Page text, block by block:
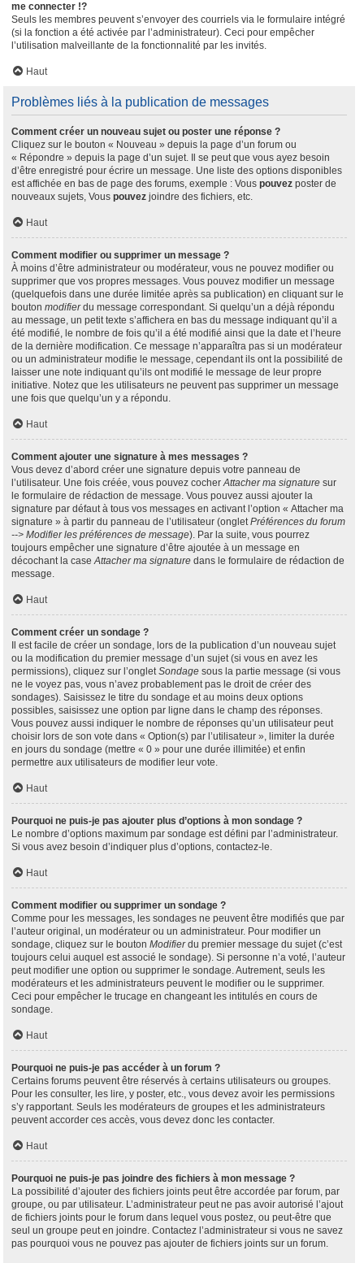
me connecter !?
Seuls les membres peuvent s’envoyer des courriels via le formulaire intégré
(si la fonction a été activée par l’administrateur). Ceci pour empêcher
l’utilisation malveillante de la fonctionnalité par les invités.
Haut
Problèmes liés à la publication de messages
Comment créer un nouveau sujet ou poster une réponse ?
Cliquez sur le bouton « Nouveau » depuis la page d’un forum ou
« Répondre » depuis la page d’un sujet. Il se peut que vous ayez besoin
d’être enregistré pour écrire un message. Une liste des options disponibles
est affichée en bas de page des forums, exemple : Vous pouvez poster de
nouveaux sujets, Vous pouvez joindre des fichiers, etc.
Haut
Comment modifier ou supprimer un message ?
À moins d’être administrateur ou modérateur, vous ne pouvez modifier ou
supprimer que vos propres messages. Vous pouvez modifier un message
(quelquefois dans une durée limitée après sa publication) en cliquant sur le
bouton modifierdu message correspondant. Si quelqu’un a déjà répondu
au message, un petit texte s’affichera en bas du message indiquant qu’il a
été modifié, le nombre de fois qu’il a été modifié ainsi que la date et l’heure
de la dernière modification. Ce message n’apparaîtra pas si un modérateur
ou un administrateur modifie le message, cependant ils ont la possibilité de
laisser une note indiquant qu’ils ont modifié le message de leur propre
initiative. Notez que les utilisateurs ne peuvent pas supprimer un message
une fois que quelqu’un y a répondu.
Haut
Comment ajouter une signature à mes messages ?
Vous devez d’abord créer une signature depuis votre panneau de
l’utilisateur. Une fois créée, vous pouvez cocherAttacher ma signature sur
le formulaire de rédaction de message. Vous pouvez aussi ajouter la
signature par défaut à tous vos messages en activant l’option « Attacher ma
signature » à partir du panneau de l’utilisateur (ongletPréférences du forum
--> Modifier les préférences de message). Par la suite, vous pourrez
toujours empêcher une signature d’être ajoutée à un message en
décochant la caseAttacher ma signature dans le formulaire de rédaction de
message.
Haut
Comment créer un sondage ?
Il est facile de créer un sondage, lors de la publication d’un nouveau sujet
ou la modification du premier message d’un sujet (si vous en avez les
permissions), cliquez sur l’ongletSondage sous la partie message (si vous
ne le voyez pas, vous n’avez probablement pas le droit de créer des
sondages). Saisissez le titre du sondage et au moins deux options
possibles, saisissez une option par ligne dans le champ des réponses.
Vous pouvez aussi indiquer le nombre de réponses qu’un utilisateur peut
choisir lors de son vote dans « Option(s) par l’utilisateur », limiter la durée
en jours du sondage (mettre « 0 » pour une durée illimitée) et enfin
permettre aux utilisateurs de modifier leur vote.
Haut
Pourquoi ne puis-je pas ajouter plus d’options à mon sondage ?
Le nombre d’options maximum par sondage est défini par l’administrateur.
Si vous avez besoin d’indiquer plus d’options, contactez-le.
Haut
Comment modifier ou supprimer un sondage ?
Comme pour les messages, les sondages ne peuvent être modifiés que par
l’auteur original, un modérateur ou un administrateur. Pour modifier un
sondage, cliquez sur le bouton Modifierdu premier message du sujet (c’est
toujours celui auquel est associé le sondage). Si personne n’a voté, l’auteur
peut modifier une option ou supprimer le sondage. Autrement, seuls les
modérateurs et les administrateurs peuvent le modifier ou le supprimer.
Ceci pour empêcher le trucage en changeant les intitulés en cours de
sondage.
Haut
Pourquoi ne puis-je pas accéder à un forum ?
Certains forums peuvent être réservés à certains utilisateurs ou groupes.
Pour les consulter, les lire, y poster, etc., vous devez avoir les permissions
s’y rapportant. Seuls les modérateurs de groupes et les administrateurs
peuvent accorder ces accès, vous devez donc les contacter.
Haut
Pourquoi ne puis-je pas joindre des fichiers à mon message ?
La possibilité d’ajouter des fichiers joints peut être accordée par forum, par
groupe, ou par utilisateur. L’administrateur peut ne pas avoir autorisé l’ajout
de fichiers joints pour le forum dans lequel vous postez, ou peut-être que
seul un groupe peut en joindre. Contactez l’administrateur si vous ne savez
pas pourquoi vous ne pouvez pas ajouter de fichiers joints sur un forum.